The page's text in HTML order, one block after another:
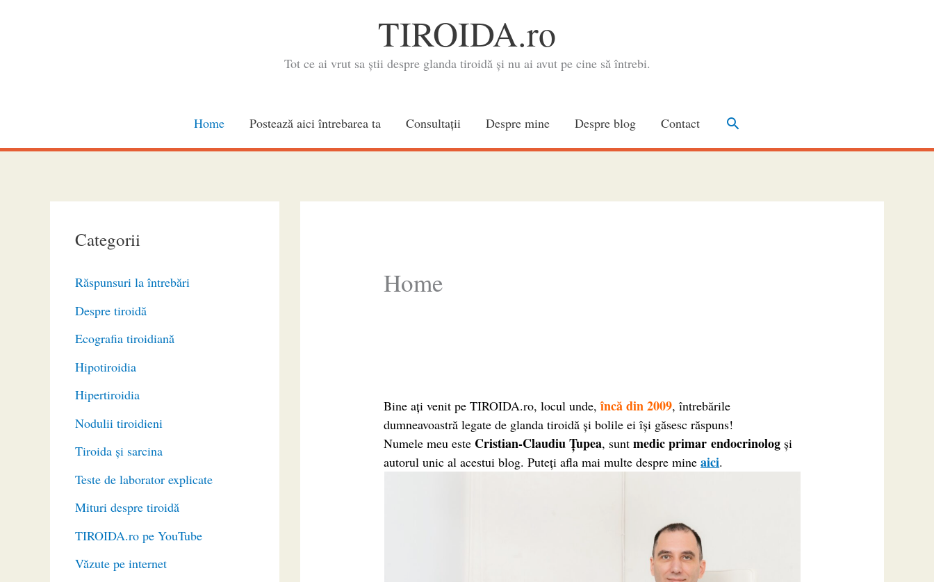
TIROIDA.ro
Tot ce ai vrut sa știi despre glanda tiroidă și nu ai avut pe cine să întrebi.
Home Postează aici întrebarea ta Consultaţii Despre mine Despre blog Contact Search
Categorii
Răspunsuri la întrebări
Despre tiroidă
Ecografia tiroidiană
Hipotiroidia
Hipertiroidia
Nodulii tiroidieni
Tiroida și sarcina
Teste de laborator explicate
Mituri despre tiroidă
TIROIDA.ro pe YouTube
Văzute pe internet
Home
Bine aţi venit pe TIROIDA.ro, locul unde,încă din 2009, întrebările
dumneavoastră legate de glanda tiroidă și bolile ei își găsesc răspuns!
Numele meu este Cristian-Claudiu Ţupea, suntmedic primar endocrinolog şi
autorul unic al acestui blog. Puteţi afla mai multe despre mineaici.